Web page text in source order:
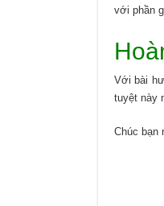
với phần
Với bài
tuyệt này
Chúc bạn